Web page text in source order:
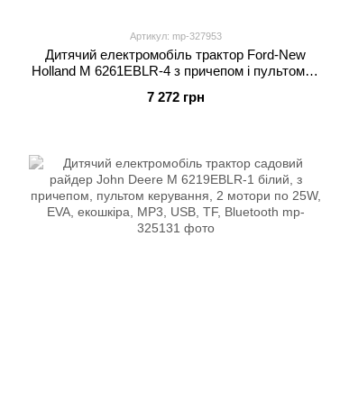
Артикул: mp-327953
Дитячий електромобіль трактор Ford-New
Holland M 6261EBLR-4 з причепом і пультом, 2
синій
7 272 грн